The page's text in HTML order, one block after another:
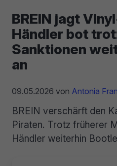
BREIN jagt
Händler bot
Sanktionen
an
09.05.2026 von Antonia
BREIN verschärft den
Piraten. Trotz früherer
Händler weiterhin